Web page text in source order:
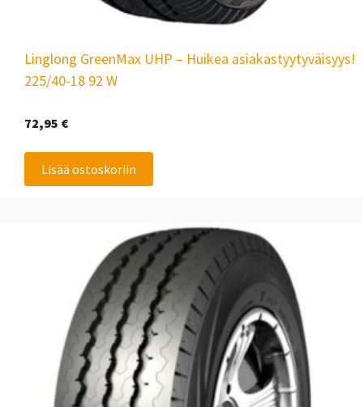
Linglong GreenMax UHP – Huikea asiakastyytyväisyys!
225/40-18 92 W
72,95 €
Lisää ostoskoriin